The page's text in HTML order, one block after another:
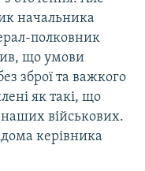
начальника
полковник
що умови
зброї та важкого
як такі, що
військових.
керівника